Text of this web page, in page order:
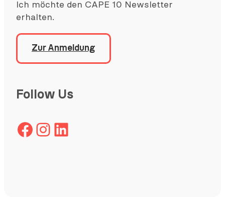
Ich möchte den CAPE 10 Newsletter
erhalten.
Zur Anmeldung
Follow Us
Facebook Instagram LinkedIn